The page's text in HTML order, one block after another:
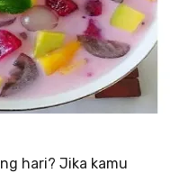
hari? Jika kamu